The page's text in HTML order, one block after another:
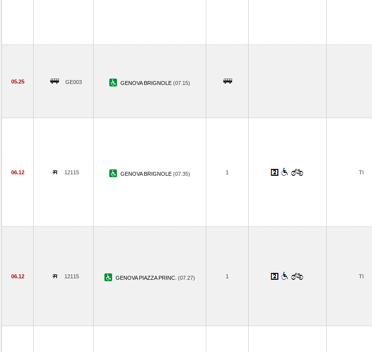
05.25 GE003 GENOVA BRIGNOLE (07.15)
06.12 12115 GENOVA BRIGNOLE (07.35) 1 TI
06.12 12115 GENOVA PIAZZA PRINC. (07.27) 1 TI